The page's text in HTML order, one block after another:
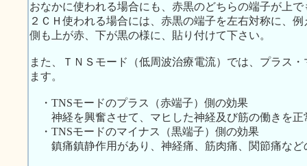
おなかに使われる場合にも、赤黒のどちらの端子が上で
２ＣＨ使われる場合には、赤黒の端子を左右対称に、
側も上が赤、下が黒の様に、貼り付けて下さい。
また、ＴＮＳモード（低周波治療電流）では、プラス
ます。
・TNSモードのプラス（赤端子）側の効果
神経を興奮させて、マヒした神経及び筋の働きを正
・TNSモードのマイナス（黒端子）側の効果
鎮痛鎮静作用があり、神経痛、筋肉痛、関節痛など